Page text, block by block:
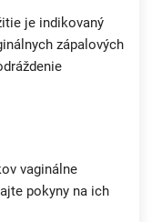
je indikovaný
zápalových
vaginálne
pokyny na ich